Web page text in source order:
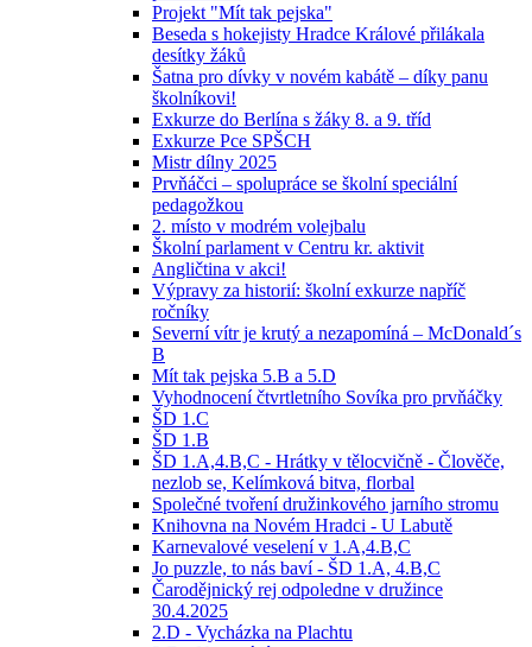
Projekt "Mít tak pejska"
Beseda s hokejisty Hradce Králové přilákala
desítky žáků
Šatna pro dívky v novém kabátě – díky panu
školníkovi!
Exkurze do Berlína s žáky 8. a 9. tříd
Exkurze Pce SPŠCH
Mistr dílny 2025
Prvňáčci – spolupráce se školní speciální
pedagožkou
2. místo v modrém volejbalu
Školní parlament v Centru kr. aktivit
Angličtina v akci!
Výpravy za historií: školní exkurze napříč
ročníky
Severní vítr je krutý a nezapomíná – McDonald´s
B
Mít tak pejska 5.B a 5.D
Vyhodnocení čtvrtletního Sovíka pro prvňáčky
ŠD 1.C
ŠD 1.B
ŠD 1.A,4.B,C - Hrátky v tělocvičně - Člověče,
nezlob se, Kelímková bitva, florbal
Společné tvoření družinkového jarního stromu
Knihovna na Novém Hradci - U Labutě
Karnevalové veselení v 1.A,4.B,C
Jo puzzle, to nás baví - ŠD 1.A, 4.B,C
Čarodějnický rej odpoledne v družince
30.4.2025
2.D - Vycházka na Plachtu